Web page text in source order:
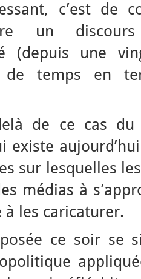
c’est de
un
(depuis une
de temps en
de ce cas
existe
sur lesquelles
médias à
les caricaturer.
ce soir se